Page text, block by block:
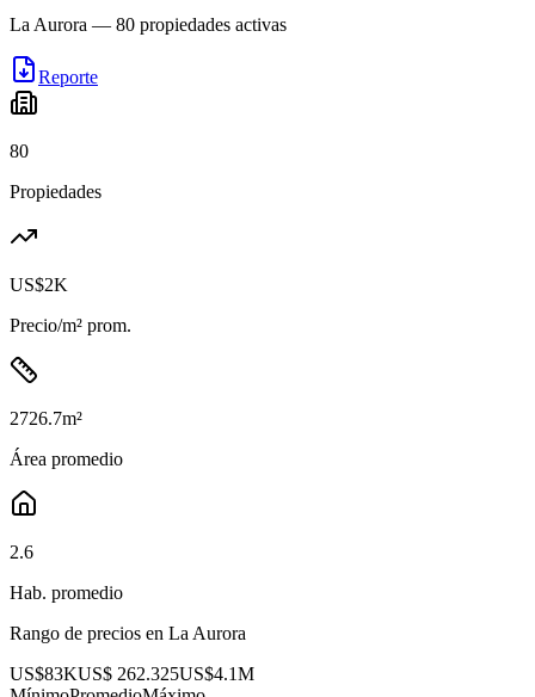
La Aurora — 80 propiedades activas
Reporte
80
Propiedades
US$2K
Precio/m² prom.
2726.7m²
Área promedio
2.6
Hab. promedio
Rango de precios en La Aurora
US$83KUS$ 262.325US$4.1M